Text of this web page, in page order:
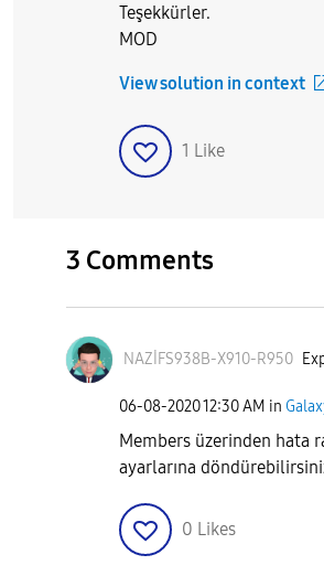
Teşekkürler.
MOD
View solution in context
1 Like
3 Comments
NAZİFS938B-X910-R950
‎06-08-202012:30 AM in
Members üzerinden hata
ayarlarına
0 Likes